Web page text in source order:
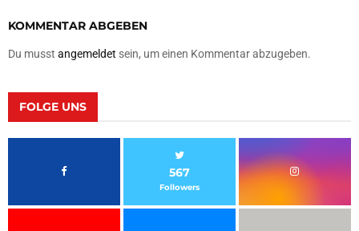
KOMMENTAR ABGEBEN
Du musst angemeldet sein, um einen Kommentar abzugeben.
FOLGE UNS
567
Followers